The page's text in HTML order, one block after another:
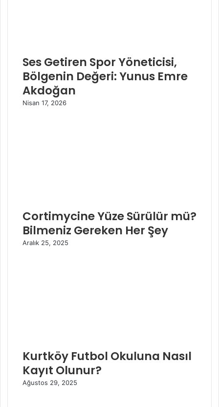
Ses Getiren Spor Yöneticisi,
Bölgenin Değeri: Yunus Emre
Akdoğan
Nisan 17, 2026
Cortimycine Yüze Sürülür mü?
Bilmeniz Gereken Her Şey
Aralık 25, 2025
Kurtköy Futbol Okuluna Nasıl
Kayıt Olunur?
Ağustos 29, 2025